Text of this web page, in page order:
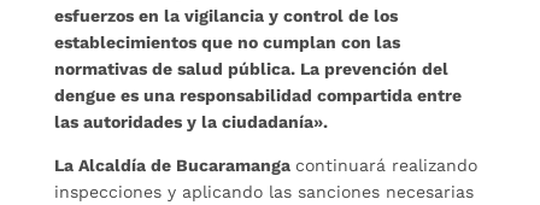
esfuerzos en la vigilancia y control de los
establecimientos que no cumplan con las
normativas de salud pública. La prevención del
dengue es una responsabilidad compartida entre
las autoridades y la ciudadanía».
La Alcaldía de Bucaramanga continuará realizando
inspecciones y aplicando las sanciones necesarias